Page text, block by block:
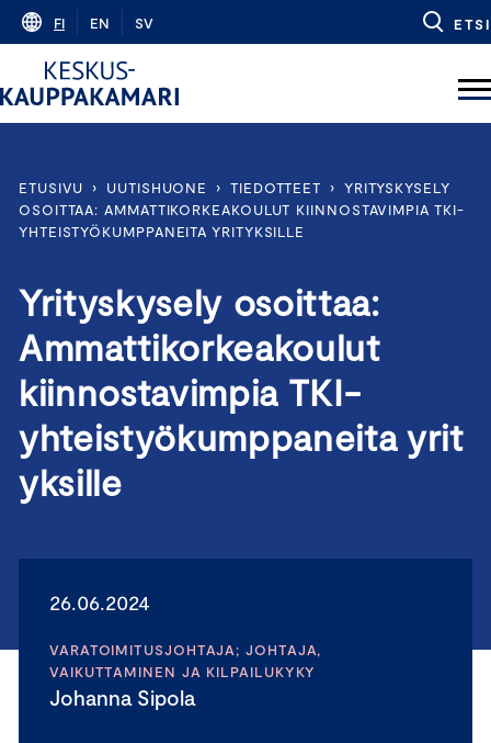
Skip
content
FI EN SV ETSI
ETUSIVU › UUTISHUONE › TIEDOTTEET › YRITYSKYSELY
OSOITTAA: AMMATTIKORKEAKOULUT KIINNOSTAVIMPIA TKI-
YHTEISTYÖKUMPPANEITA YRITYKSILLE
Yrityskysely osoittaa:
Ammattikorkeakoulut
kiinnostavimpia TKI-
yhteistyökumppaneita yrit
yksille
26.06.2024
VARATOIMITUSJOHTAJA; JOHTAJA,
VAIKUTTAMINEN JA KILPAILUKYKY
Johanna Sipola